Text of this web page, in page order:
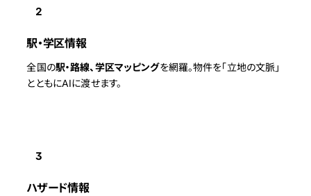
2
駅・学区情報
全国の駅・路線、学区マッピングを網羅。物件を「立地の文脈」
とともにAIに渡せます。
3
ハザード情報